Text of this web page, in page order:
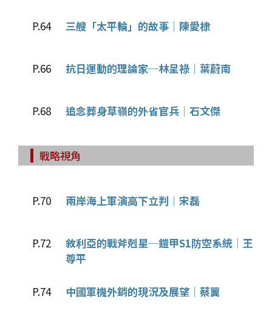
P.64 三艘「太平輪」的故事│陳愛棣
P.66 抗日運動的理論家─林呈祿│葉蔚南
P.68 追念葬身草嶺的外省官兵│石文傑
戰略視角
P.70 兩岸海上軍演高下立判│宋磊
P.72
敘利亞的戰斧剋星─鎧甲S1防空系統│王
尊平
P.74 中國軍機外銷的現況及展望│蔡翼